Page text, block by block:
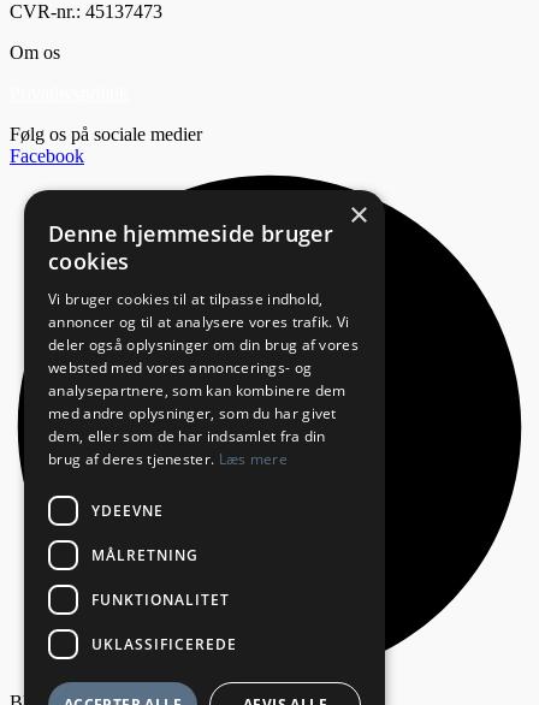
CVR-nr.: 45137473
Om os
Følg os på sociale medier
Facebook
×
Denne hjemmeside bruger
cookies
Vi bruger cookies til at tilpasse indhold,
annoncer og til at analysere vores trafik. Vi
deler også oplysninger om din brug af vores
websted med vores annoncerings- og
analysepartnere, som kan kombinere dem
med andre oplysninger, som du har givet
dem, eller som de har indsamlet fra din
brug af deres tjenester. Læs mere
YDEEVNE
MÅLRETNING
FUNKTIONALITET
UKLASSIFICEREDE